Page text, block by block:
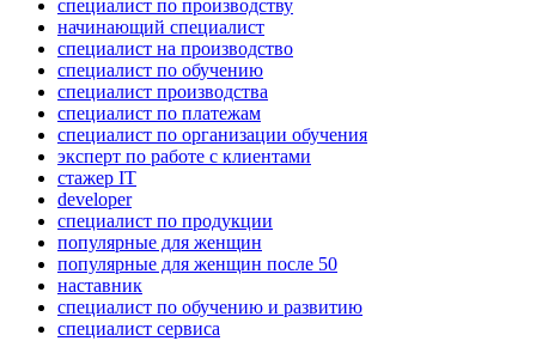
специалист по производству
начинающий специалист
специалист на производство
специалист по обучению
специалист производства
специалист по платежам
специалист по организации обучения
эксперт по работе с клиентами
стажер IT
developer
специалист по продукции
популярные для женщин
популярные для женщин после 50
наставник
специалист по обучению и развитию
специалист сервиса